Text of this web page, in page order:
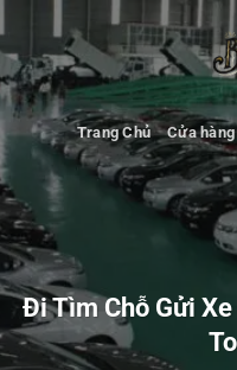
qua
nội
dung
Trang Chủ Cửa hàng
Đi Tìm Chỗ Gửi